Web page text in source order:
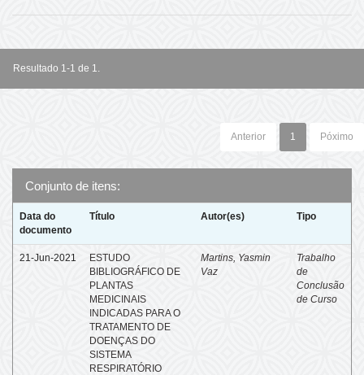
Resultado 1-1 de 1.
Anterior 1 Póximo
Conjunto de itens:
Data do
documento
Título Autor(es) Tipo
21-Jun-2021
ESTUDO
BIBLIOGRÁFICO DE
PLANTAS
MEDICINAIS
INDICADAS PARA O
TRATAMENTO DE
DOENÇAS DO
SISTEMA
RESPIRATÓRIO
Martins, Yasmin
Vaz
Trabalho
de
Conclusão
de Curso